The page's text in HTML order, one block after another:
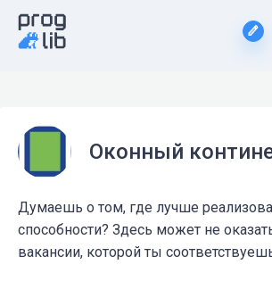
Оконный
Думаешь о том, где лучше
способности? Здесь может не
вакансии, которой ты